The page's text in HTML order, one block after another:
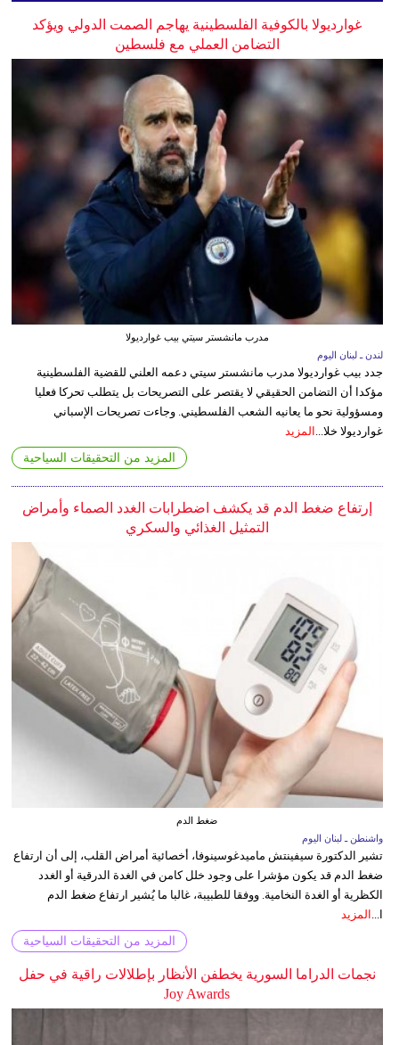
غوارديولا بالكوفية الفلسطينية يهاجم الصمت الدولي ويؤكد
التضامن العملي مع فلسطين
مدرب مانشستر سيتي بيب غوارديولا
لندن ـ لبنان اليوم
جدد بيب غوارديولا مدرب مانشستر سيتي دعمه العلني للقضية الفلسطينية
مؤكدا أن التضامن الحقيقي لا يقتصر على التصريحات بل يتطلب تحركا فعليا
ومسؤولية نحو ما يعانيه الشعب الفلسطيني. وجاءت تصريحات الإسباني
غوارديولا خلا... المزيد
المزيد من التحقيقات السياحية
إرتفاع ضغط الدم قد يكشف اضطرابات الغدد الصماء وأمراض
التمثيل الغذائي والسكري
ضغط الدم
واشنطن ـ لبنان اليوم
تشير الدكتورة سيفينتش ماميدغوسينوفا، أخصائية أمراض القلب، إلى أن ارتفاع
ضغط الدم قد يكون مؤشرا على وجود خلل كامن في الغدة الدرقية أو الغدد
الكظرية أو الغدة النخامية. ووفقا للطبيبة، غالبا ما يُشير ارتفاع ضغط الدم
ا...
المزيد
المزيد من التحقيقات السياحية
نجمات الدراما السورية يخطفن الأنظار بإطلالات راقية في حفل
Joy Awards